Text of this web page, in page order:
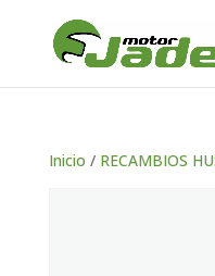
Inicio / RECAMBIOS